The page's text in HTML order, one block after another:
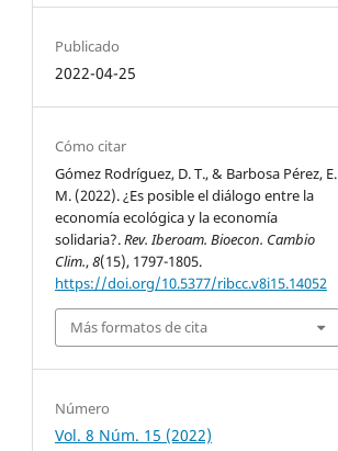
Publicado
2022-04-25
Cómo citar
Gómez Rodríguez, D. T., & Barbosa Pérez, E.
M. (2022). ¿Es posible el diálogo entre la
economía ecológica y la economía
solidaria?.Rev. Iberoam. Bioecon. Cambio
Clim.,8(15), 1797-1805.
https://doi.org/10.5377/ribcc.v8i15.14052
Más formatos de cita
Número
Vol. 8 Núm. 15 (2022)